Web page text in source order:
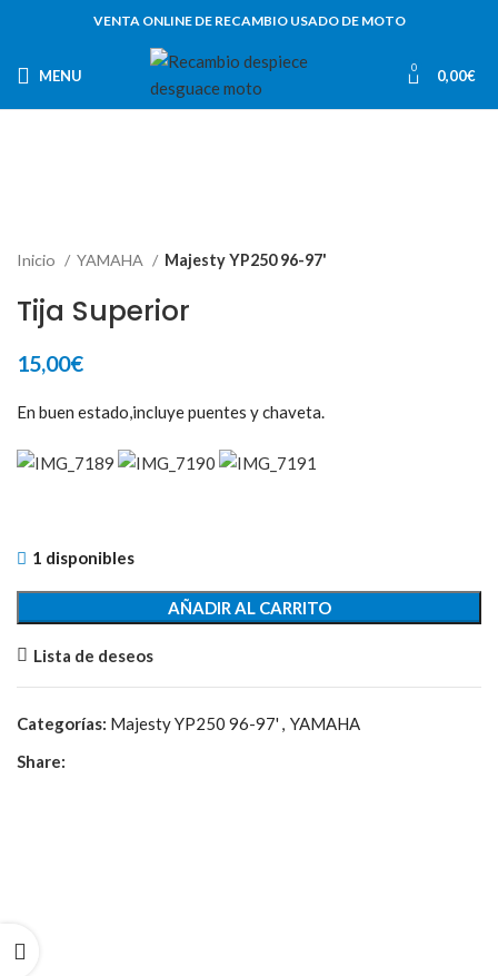
VENTA ONLINE DE RECAMBIO USADO DE MOTO
MENU 0 0,00€
Inicio YAMAHA Majesty YP250 96-97'
Tija Superior
15,00€
En buen estado,incluye puentes y chaveta.
1 disponibles
AÑADIR AL CARRITO
Lista de deseos
Categorías: Majesty YP250 96-97' , YAMAHA
Share: